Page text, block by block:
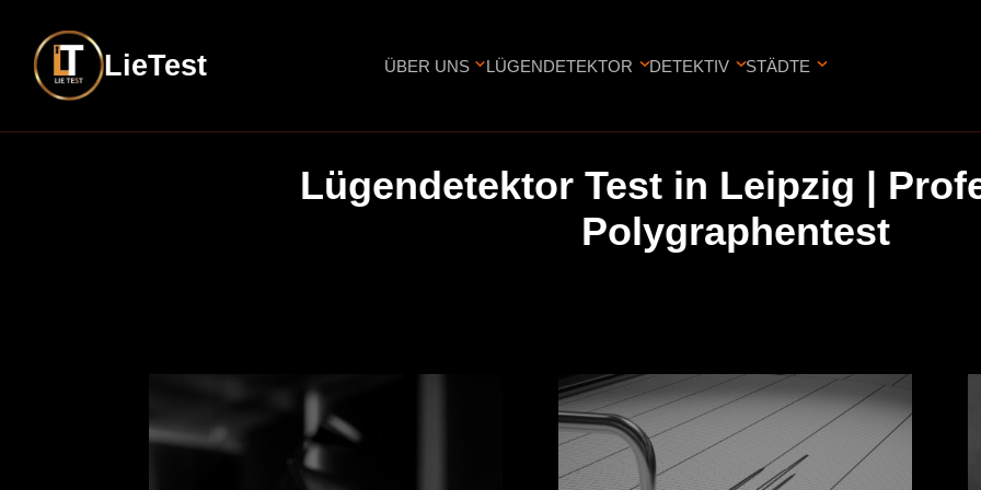
LieTest ÜBER UNS LÜGENDETEKTOR DETEKTIV STÄDTE
Lügendetektor Test in Leipzig |
Polygraphentest